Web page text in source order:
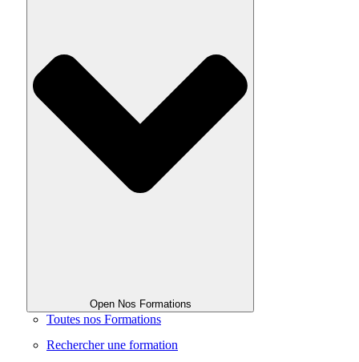
Open Nos Formations
Toutes nos Formations
Rechercher une formation